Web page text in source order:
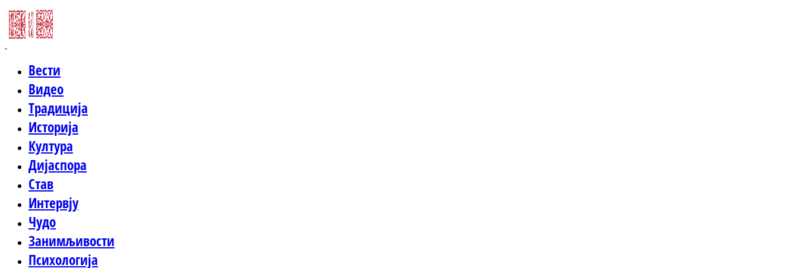
Вести
Видео
Традиција
Историја
Култура
Дијаспора
Став
Интервју
Чудо
Занимљивости
Психологија